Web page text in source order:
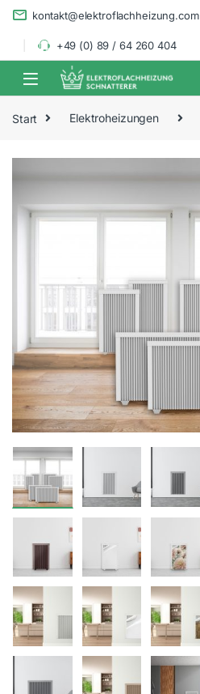
Skip to navigation
Skip to content
kontakt@elektroflachheizung.com
+49 (0) 89 / 64 260 404
Start Elektroheizungen